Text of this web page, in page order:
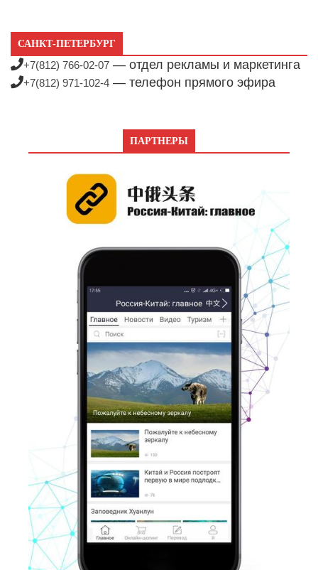
САНКТ-ПЕТЕРБУРГ
+7(812) 766-02-07 — отдел рекламы и маркетинга
+7(812) 971-102-4 — телефон прямого эфира
ПАРТНЕРЫ